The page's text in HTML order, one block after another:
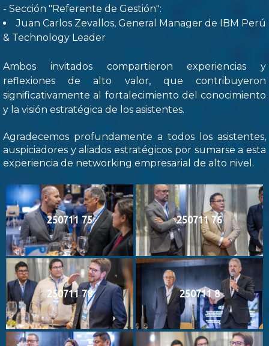
- Sección "Referente de Gestión":
Juan Carlos Zevallos, General Manager de IBM Perú
& Technology Leader
Ambos invitados compartieron experiencias y
reflexiones de alto valor, que contribuyeron
significativamente al fortalecimiento del conocimiento
y la visión estratégica de los asistentes.
Agradecemos profundamente a todos los asistentes,
auspiciadores y aliados estratégicos por sumarse a esta
experiencia de networking empresarial de alto nivel.
250711 75 250711 76
250711 78 250711 8